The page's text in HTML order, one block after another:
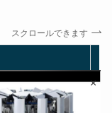
スクロールできます
×